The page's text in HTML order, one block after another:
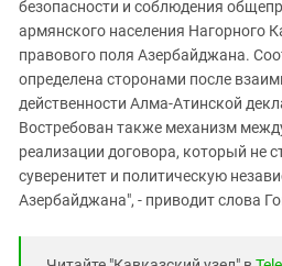
безопасности и соблюдения
армянского населения Нагорного
правового поля Азербайджана.
определена сторонами после
действенности Алма-Атинской
Востребован также механизм
реализации договора, который не
суверенитет и политическую
Азербайджана", - приводит слова